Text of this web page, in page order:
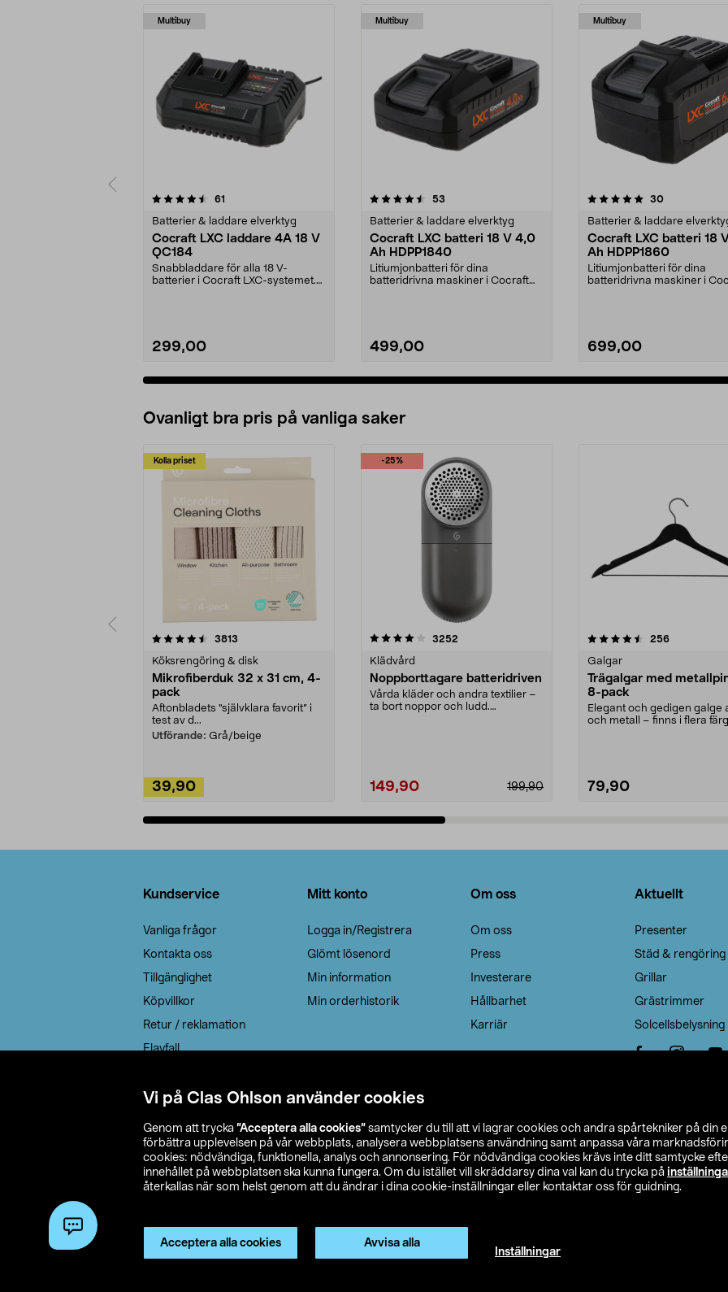
Vi på Clas Ohlson använder cookies
Genom att trycka ”Acceptera alla cookies” samtycker du till att vi lagrar cookies och andra spårtekniker på din
förbättra upplevelsen på vår webbplats, analysera webbplatsens användning samt anpassa våra
cookies: nödvändiga, funktionella, analys och annonsering. För nödvändiga cookies krävs inte ditt samtycke
innehållet på webbplatsen ska kunna fungera. Om du istället vill skräddarsy dina val kan du trycka på
återkallas när som helst genom att du ändrar i dina cookie-inställningar eller kontaktar oss för guidning.
Acceptera alla cookies Avvisa alla
Inställningar
Multibuy
61
Batterier & laddare elverktyg
Cocraft LXC laddare 4A 18 V
QC184
Snabbladdare för alla 18 V-
batterier i Cocraft LXC-systemet.
299,00
Multibuy
4.5av 5 stjärnor 53
Batterier & laddare elverktyg
Cocraft LXC batteri 18 V 4,0
Ah HDPP1840
Litiumjonbatteri för dina
batteridrivna maskiner i Cocraft
499,00
Multibuy
5.0av 5 stjärnor 30recensioner
Batterier & laddare
Cocraft LXC batteri 18
Ah HDPP1860
Litiumjonbatteri för dina
batteridrivna maskiner i
699,00
4.5av 5 stjärnor
Ovanligt bra pris på vanliga saker
Kolla priset
3813
Köksrengöring & disk
Mikrofiberduk 32 x 31 cm, 4-
pack
Aftonbladets "självklara favorit” i
test av d...
Utförande: Grå/beige
39,90
-25%
4.0av 5 stjärnor 3252
Klädvård
Noppborttagare batteridriven
Vårda kläder och andra textilier –
ta bort noppor och ludd.
199,90
149,90
4.5av 5 stjärnor 256recensioner
Galgar
Trägalgar med
8-pack
Elegant och gedigen galge
och metall – finns i flera
79,90
4.0av 5 stjärnor
Kundservice
Vanliga frågor
Kontakta oss
Tillgänglighet
Köpvillkor
Retur / reklamation
Elavfall
Leveransalternativ
Mitt konto
Logga in/Registrera
Glömt lösenord
Min information
Min orderhistorik
Om oss
Om oss
Press
Investerare
Hållbarhet
Karriär
Aktuellt
Presenter
Städ & rengöring
Grillar
Grästrimmer
Solcellsbelysning